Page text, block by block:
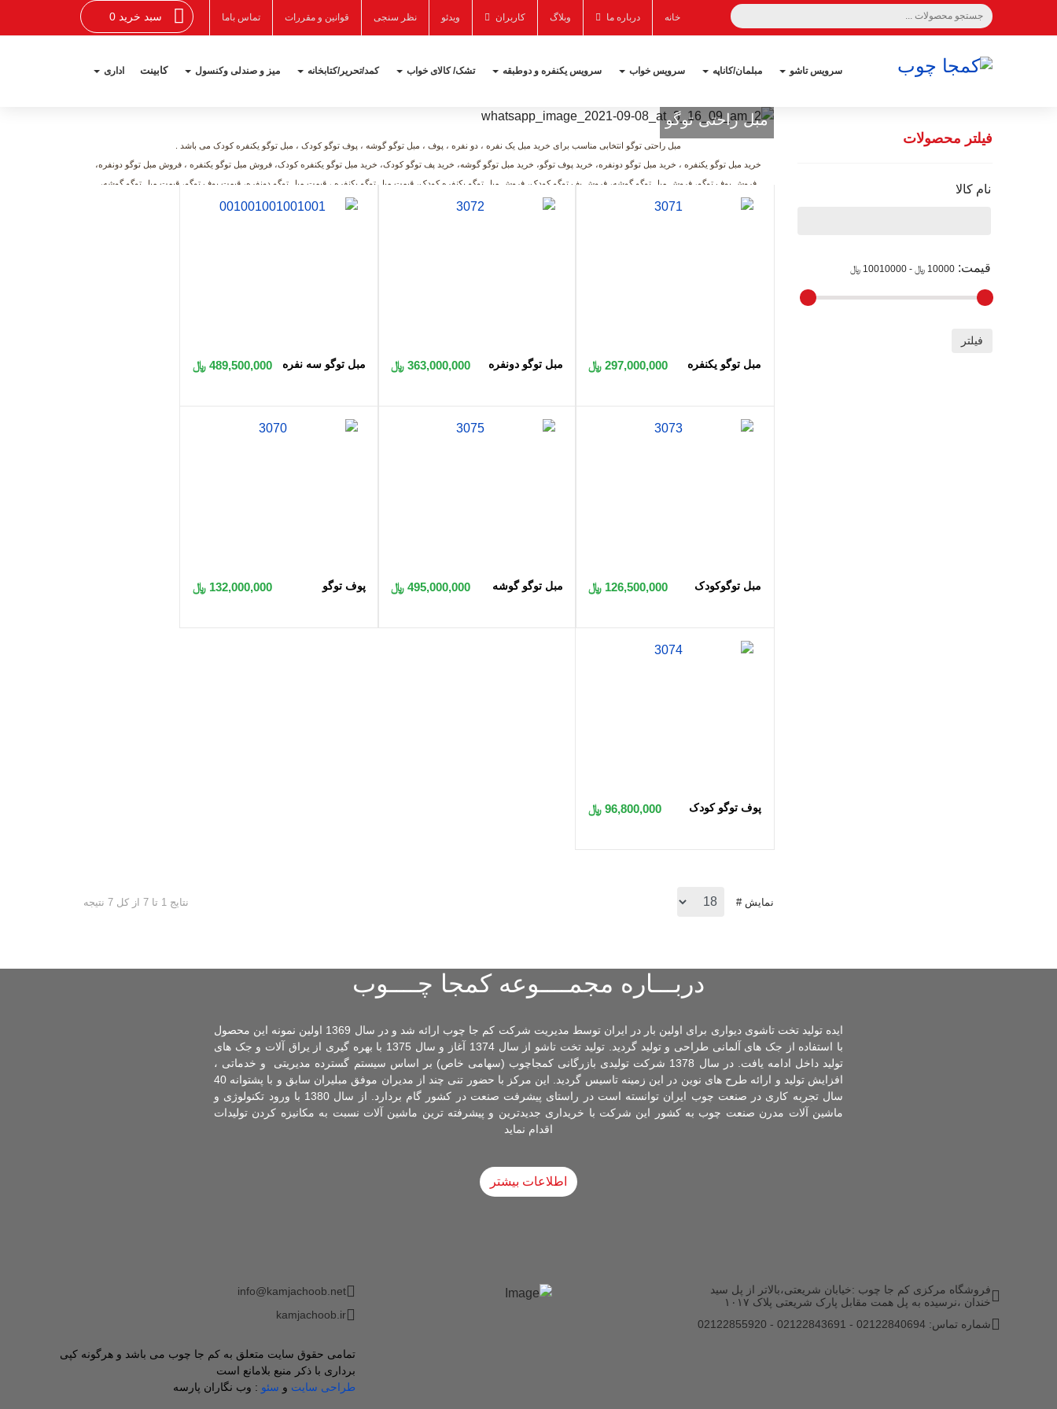
خانه درباره ما وبلاگ کاربران ویدئو نظر سنجی قوانین و مقررات تماس باما سبد خرید 0
سرویس تاشو مبلمان/کاناپه سرویس خواب سرویس یکنفره و دوطبقه تشک/ کالای خواب کمد/تحریر/کتابخانه میز و صندلی وکنسول کابینت اداری
فیلتر محصولات
نام کالا
قیمت:10000 ﷼ - 10010000 ﷼
مبل راحتی توگو
مبل راحتی توگو انتخابی مناسب برای خرید مبل یک نفره ، دو نفره ، پوف ، مبل توگو گوشه ، پوف توگو کودک ، مبل توگو یکنفره کودک می باشد .
خرید مبل توگو یکنفره ، خرید مبل توگو دونفره، خرید پوف توگو، خرید مبل توگو گوشه، خرید پف توگو کودک، خرید مبل توگو یکنفره کودک، فروش مبل توگو یکنفره ، فروش مبل توگو دونفره،
فروش پوف توگو، فروش مبل توگو گوشه، فروش پف توگو کودک، فروش مبل توگو یکنفره کودک، قیمت مبل توگو یکنفره ، قیمت مبل توگو دونفره، قیمت پوف توگو، قیمت مبل توگو گوشه،
قیمت پف توگو کودک، قیمت مبل توگو یکنفره کودک
مبل توگو یکنفره 297,000,000 ﷼ مبل توگو دونفره 363,000,000 ﷼ مبل توگو سه نفره 489,500,000 ﷼
مبل توگوکودک 126,500,000 ﷼ مبل توگو گوشه 495,000,000 ﷼ پوف توگو 132,000,000 ﷼
پوف توگو کودک 96,800,000 ﷼
نمایش # نتایج 1 تا 7 از کل 7 نتیجه
دربـــاره مجمــــوعه کمجا چــــوب
ایده تولید تخت تاشوی دیواری برای اولین بار در ایران توسط مدیریت شرکت کم جا چوب ارائه شد و در سال 1369 اولین نمونه این محصول
با استفاده از جک های آلمانی طراحی و تولید گردید. تولید تخت تاشو از سال 1374 آغاز و سال 1375 با بهره گیری از یراق آلات و جک های
تولید داخل ادامه یافت. در سال 1378 شرکت تولیدی بازرگانی کمجاچوب (سهامی خاص) بر اساس سیستم گسترده مدیریتی و خدماتی ،
افزایش تولید و ارائه طرح های نوین در این زمینه تاسیس گردید. این مرکز با حضور تنی چند از مدیران موفق مبلیران سابق و با پشتوانه 40
سال تجربه کاری در صنعت چوب ایران توانسته است در راستای پیشرفت صنعت در کشور گام بردارد. از سال 1380 با ورود تکنولوژی و
ماشین آلات مدرن صنعت چوب به کشور این شرکت با خریداری جدیدترین و پیشرفته ترین ماشین آلات نسبت به مکانیزه کردن تولیدات
اقدام نماید
اطلاعات بیشتر
فروشگاه مرکزی کم جا چوب :خیابان شریعتی،بالاتر از پل سید
خندان ،نرسیده به پل همت مقابل پارک شریعتی پلاک ۱۰۱۷
شماره تماس: 02122840694 - 02122843691 - 02122855920
info@kamjachoob.net
kamjachoob.ir
تمامی حقوق سایت متعلق به کم جا چوب می باشد و هرگونه کپی
برداری با ذکر منبع بلامانع است
طراحی سایت و سئو : وب نگاران پارسه